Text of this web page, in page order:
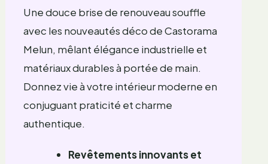
Une douce brise de renouveau souffle
avec les nouveautés déco de Castorama
Melun, mêlant élégance industrielle et
matériaux durables à portée de main.
Donnez vie à votre intérieur moderne en
conjuguant praticité et charme
authentique.
Revêtements innovants et